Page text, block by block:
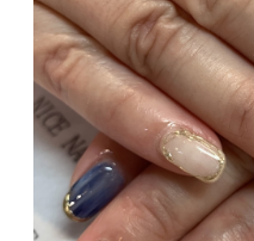
おすすめクーポン
料金メニュー
コンセプト